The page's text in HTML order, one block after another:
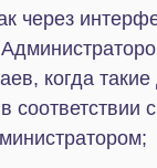
интересам и
сайтов третьих лиц,
размещены на
ни при каких
за
быть причинён
размещения